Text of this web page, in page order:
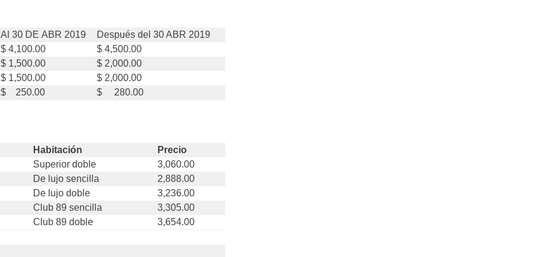
Al 30 DE ABR 2019
Después del 30 ABR 2019
$ 4,100.00
$ 4,500.00
$ 1,500.00
$ 2,000.00
$ 1,500.00
$ 2,000.00
$ 250.00 $ 280.00
Habitación
Precio
Superior doble
3,060.00
De lujo sencilla
2,888.00
De lujo doble
3,236.00
Club 89 sencilla
3,305.00
Club 89 doble
3,654.00